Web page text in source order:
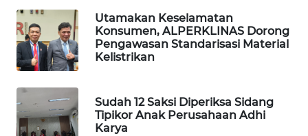
Utamakan Keselamatan
Konsumen, ALPERKLINAS Dorong
Pengawasan Standarisasi Material
Kelistrikan
Sudah 12 Saksi Diperiksa Sidang
Tipikor Anak Perusahaan Adhi
Karya
UTARA
WN
SAMOSIR
PADANG
LAWAS